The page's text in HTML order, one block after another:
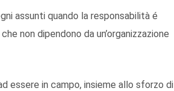
assunti quando la responsabilità é
non dipendono da un’organizzazione
essere in campo, insieme allo sforzo di